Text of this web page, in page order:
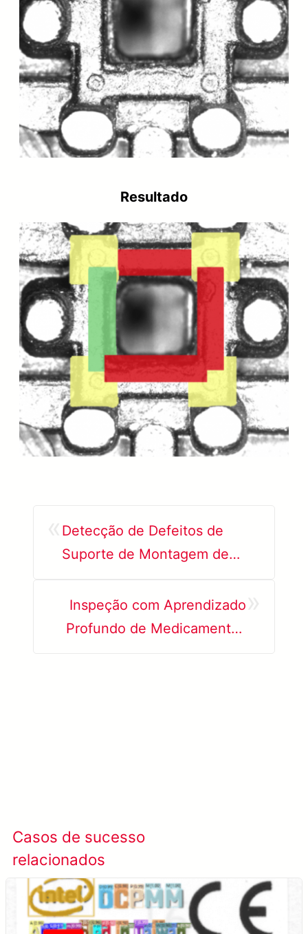
Resultado
Detecção de Defeitos de
Suporte de Montagem de
Inspeção com Aprendizado
Profundo de Medicamentos
Casos de sucesso
relacionados